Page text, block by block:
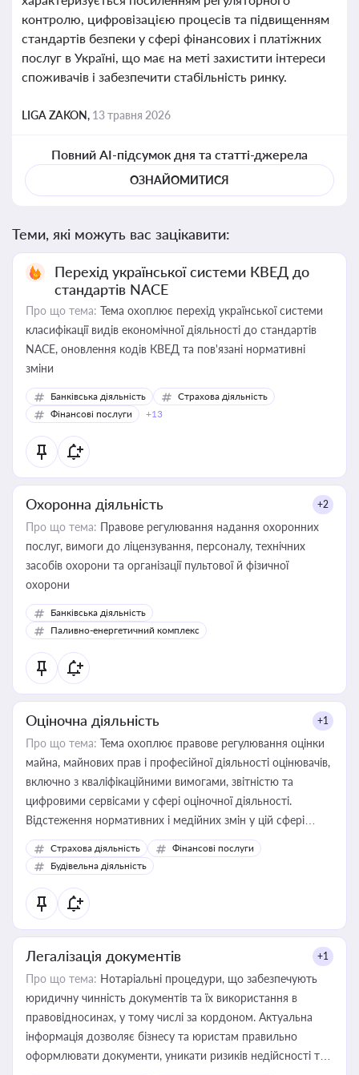
контролю, цифровізацією процесів та підвищенням
стандартів безпеки у сфері фінансових і платіжних
послуг в Україні, що має на меті захистити інтереси
споживачів і забезпечити стабільність ринку.
LIGA ZAKON, 13 травня 2026
Повний AI-підсумок дня та статті-джерела
ОЗНАЙОМИТИСЯ
Теми, які можуть вас зацікавити:
Перехід української системи КВЕД до
стандартів NACE
Про що тема: Тема охоплює перехід української системи
класифікації видів економічної діяльності до стандартів
NACE, оновлення кодів КВЕД та пов'язані нормативні
зміни
Банківська діяльність
Страхова діяльність
Фінансові послуги
+13
Охоронна діяльність +2
Про що тема: Правове регулювання надання охоронних
послуг, вимоги до ліцензування, персоналу, технічних
засобів охорони та організації пультової й фізичної
охорони
Банківська діяльність
Паливно-енергетичний комплекс
Оціночна діяльність +1
Про що тема: Тема охоплює правове регулювання оцінки
майна, майнових прав і професійної діяльності оцінювачів,
включно з кваліфікаційними вимогами, звітністю та
цифровими сервісами у сфері оціночної діяльності.
Відстеження нормативних і медійних змін у цій сфері
корисне для власника бізнесу, керівника, юриста або
бухгалтера під час оподаткування, приватизації, оренди
державного майна, корпоративних угод і перевірки
статусу суб'єктів оціночної діяльності
Страхова діяльність
Фінансові послуги
Будівельна діяльність
Легалізація документів +1
Про що тема: Нотаріальні процедури, що забезпечують
юридичну чинність документів та їх використання в
правовідносинах, у тому числі за кордоном. Актуальна
інформація дозволяє бізнесу та юристам правильно
оформлювати документи, уникати ризиків недійсності та